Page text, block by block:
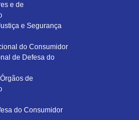
e de
e Segurança
do Consumidor
de Defesa do
de
do Consumidor